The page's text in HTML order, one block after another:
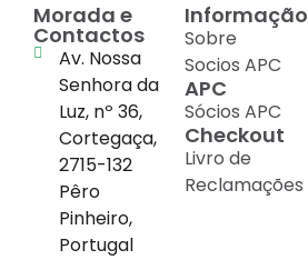
Morada e
Contactos
Av. Nossa
Senhora da
Luz, nº 36,
Cortegaça,
2715-132
Pêro
Pinheiro,
Portugal
Informação
Sobre
Socios APC
APC
Sócios APC
Checkout
Livro de
Reclamações